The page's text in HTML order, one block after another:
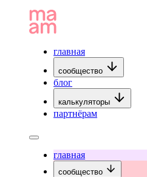
главная
сообщество
блог
калькуляторы
партнёрам
главная
сообщество